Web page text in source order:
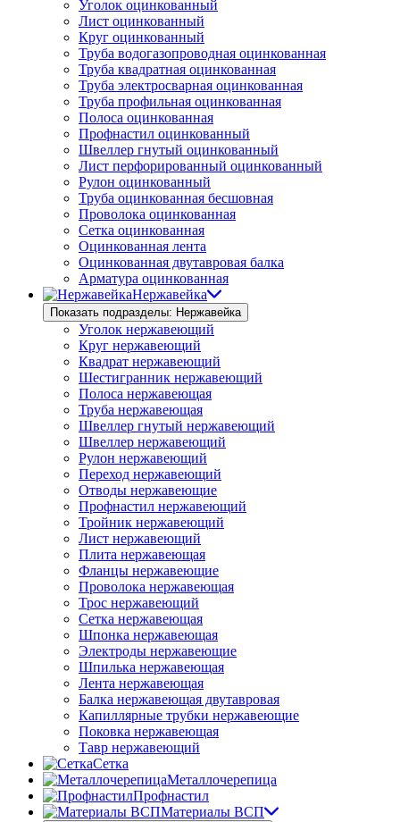
Уголок оцинкованный
Лист оцинкованный
Круг оцинкованный
Труба водогазопроводная оцинкованная
Труба квадратная оцинкованная
Труба электросварная оцинкованная
Труба профильная оцинкованная
Полоса оцинкованная
Профнастил оцинкованный
Швеллер гнутый оцинкованный
Лист перфорированный оцинкованный
Рулон оцинкованный
Труба оцинкованная бесшовная
Проволока оцинкованная
Сетка оцинкованная
Оцинкованная лента
Оцинкованная двутавровая балка
Арматура оцинкованная
Нержавейка
Показать подразделы: Нержавейка
Уголок нержавеющий
Круг нержавеющий
Квадрат нержавеющий
Шестигранник нержавеющий
Полоса нержавеющая
Труба нержавеющая
Швеллер гнутый нержавеющий
Швеллер нержавеющий
Рулон нержавеющий
Переход нержавеющий
Отводы нержавеющие
Профнастил нержавеющий
Тройник нержавеющий
Лист нержавеющий
Плита нержавеющая
Фланцы нержавеющие
Проволока нержавеющая
Трос нержавеющий
Сетка нержавеющая
Шпонка нержавеющая
Электроды нержавеющие
Шпилька нержавеющая
Лента нержавеющая
Балка нержавеющая двутавровая
Капиллярные трубки нержавеющие
Поковка нержавеющая
Тавр нержавеющий
Сетка
Металлочерепица
Профнастил
Материалы ВСП